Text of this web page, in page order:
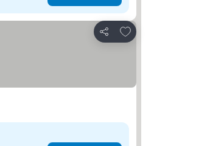
Compartir
Agregar a favoritos